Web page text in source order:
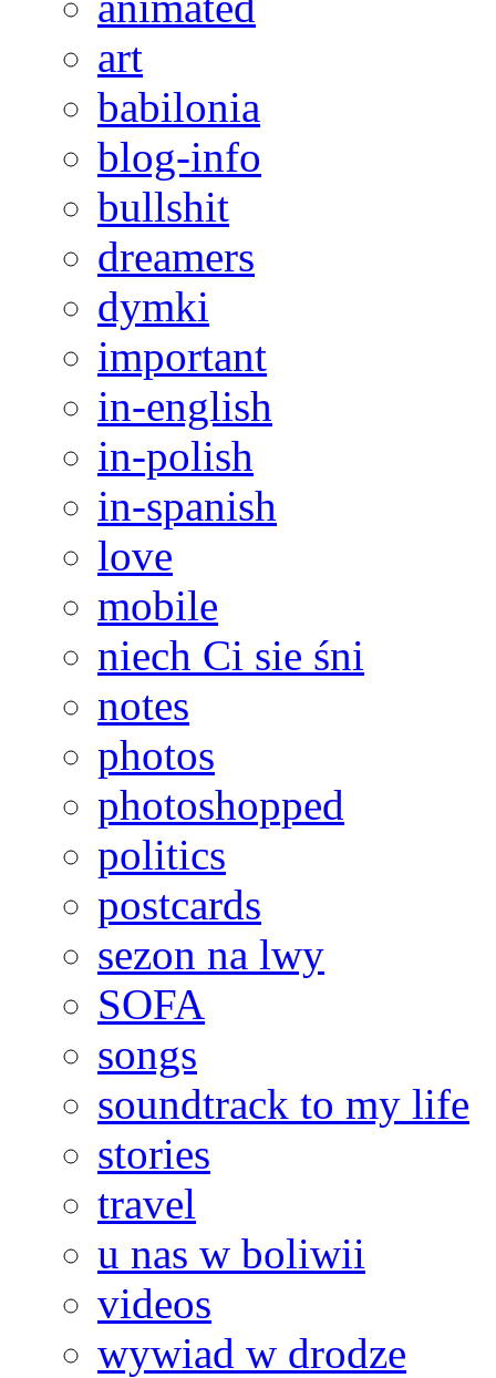
art
babilonia
blog-info
bullshit
dreamers
dymki
important
in-english
in-polish
in-spanish
love
mobile
niech Ci sie śni
notes
photos
photoshopped
politics
postcards
sezon na lwy
SOFA
songs
soundtrack to my life
stories
travel
u nas w boliwii
videos
wywiad w drodze